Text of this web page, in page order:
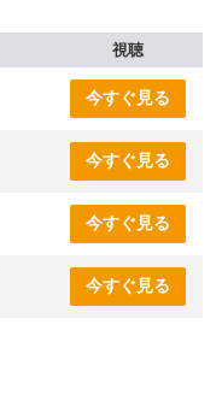
視聴
今すぐ見る
今すぐ見る
今すぐ見る
今すぐ見る